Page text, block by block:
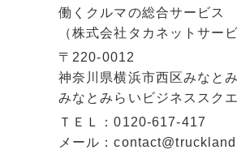
働くクルマの総合サービス
（株式会社タカネットサービ
〒220-0012
神奈川県横浜市西区みなと
みなとみらいビジネススク
ＴＥＬ：0120-617-417
メール：